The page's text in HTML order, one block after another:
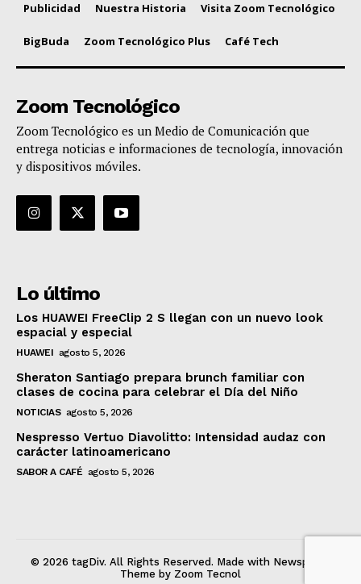
Publicidad Nuestra Historia Visita Zoom Tecnológico
BigBuda Zoom Tecnológico Plus Café Tech
Zoom Tecnológico
Zoom Tecnológico es un Medio de Comunicación que
entrega noticias e informaciones de tecnología, innovación
y dispositivos móviles.
Lo último
Los HUAWEI FreeClip 2 S llegan con un nuevo look
espacial y especial
HUAWEI agosto 5, 2026
Sheraton Santiago prepara brunch familiar con
clases de cocina para celebrar el Día del Niño
NOTICIAS agosto 5, 2026
Nespresso Vertuo Diavolitto: Intensidad audaz con
carácter latinoamericano
SABOR A CAFÉ agosto 5, 2026
© 2026 tagDiv. All Rights Reserved. Made with Newspaper
Theme by Zoom Tecnol